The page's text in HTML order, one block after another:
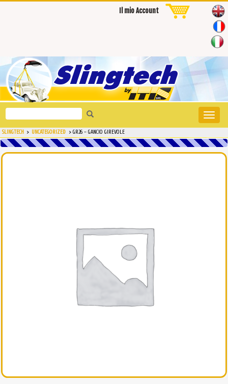
Il mio Account
Toggle
Search
for:
SLINGTECH > UNCATEGORIZED > GR26 – GANCIO GIREVOLE